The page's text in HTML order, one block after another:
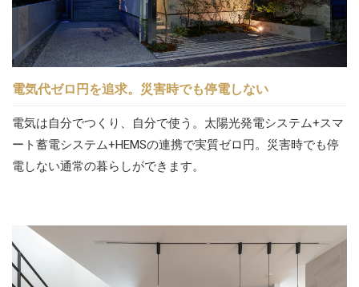
電気代ゼロ円を追求。災害時でも停電しない
電気は自分でつくり、自分で使う。太陽光発電システム+スマ
ート蓄電システム+HEMSの連携で実質ゼロ円。災害時でも停
電しない通常の暮らしができます。